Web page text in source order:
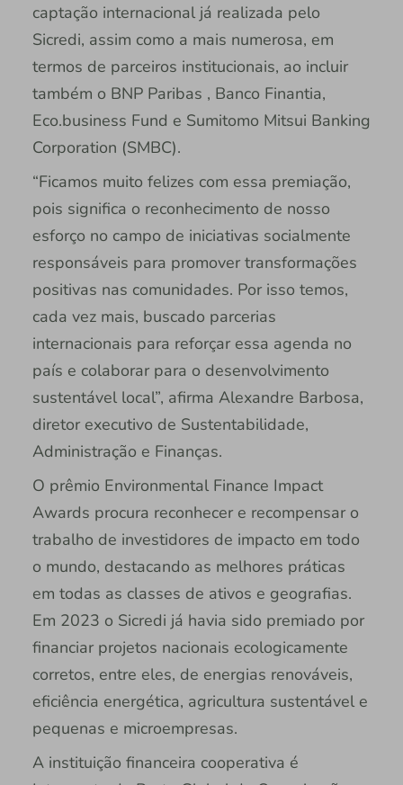
captação internacional já realizada pelo
Sicredi, assim como a mais numerosa, em
termos de parceiros institucionais, ao incluir
também o BNP Paribas , Banco Finantia,
Eco.business Fund e Sumitomo Mitsui Banking
Corporation (SMBC).
“Ficamos muito felizes com essa premiação,
pois significa o reconhecimento de nosso
esforço no campo de iniciativas socialmente
responsáveis para promover transformações
positivas nas comunidades. Por isso temos,
cada vez mais, buscado parcerias
internacionais para reforçar essa agenda no
país e colaborar para o desenvolvimento
sustentável local”, afirma Alexandre Barbosa,
diretor executivo de Sustentabilidade,
Administração e Finanças.
O prêmio Environmental Finance Impact
Awards procura reconhecer e recompensar o
trabalho de investidores de impacto em todo
o mundo, destacando as melhores práticas
em todas as classes de ativos e geografias.
Em 2023 o Sicredi já havia sido premiado por
financiar projetos nacionais ecologicamente
corretos, entre eles, de energias renováveis,
eficiência energética, agricultura sustentável e
pequenas e microempresas.
A instituição financeira cooperativa é